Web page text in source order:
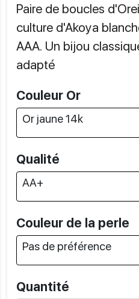
Paire de boucles
culture d'Akoya
AAA. Un bijou
adapté
Couleur Or
Qualité
Couleur de la perle
Quantité